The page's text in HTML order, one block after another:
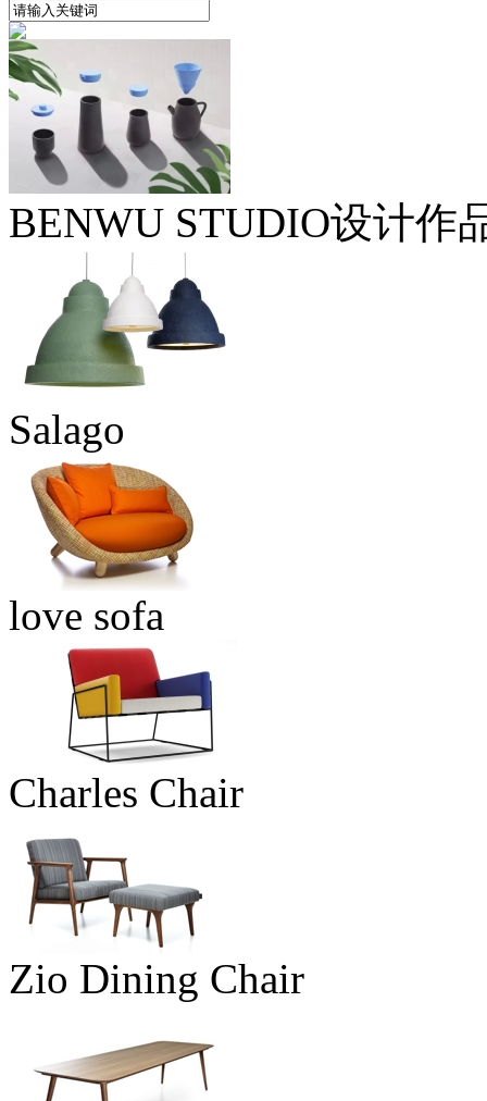
BENWU STUDIO设计作
Salago
love sofa
Charles Chair
Zio Dining Chair